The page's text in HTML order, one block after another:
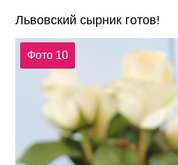
Львовский сырник готов!
Фото 10